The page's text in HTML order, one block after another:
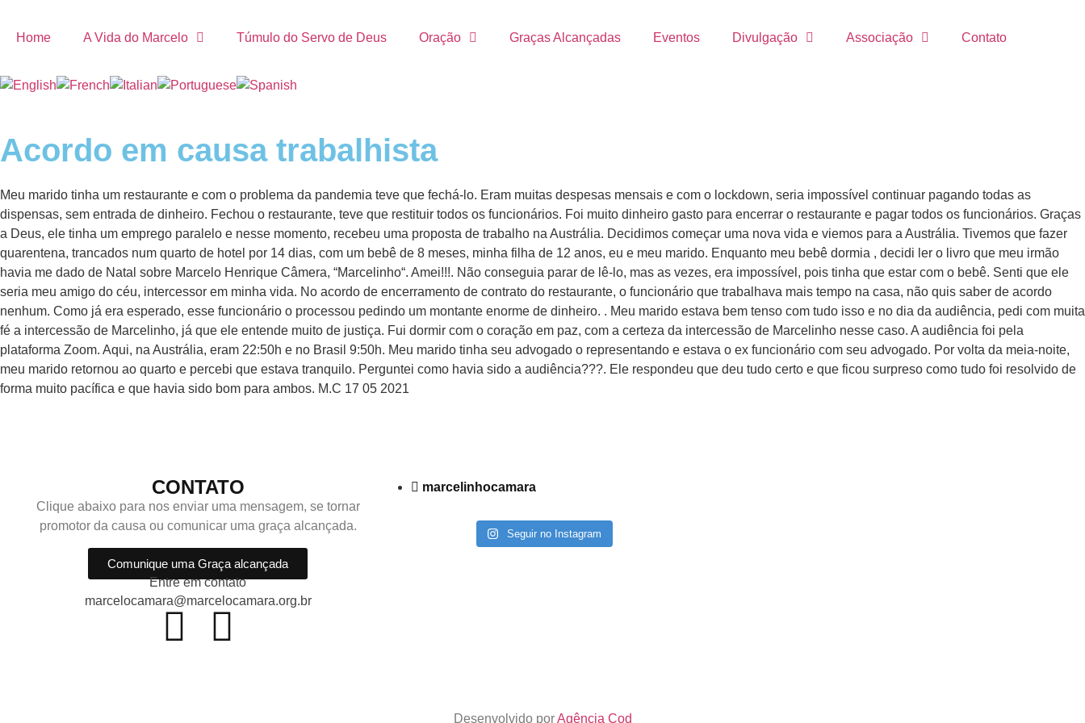
Home A Vida do Marcelo Túmulo do Servo de Deus Oração Graças Alcançadas Eventos Divulgação Associação Contato
Acordo em causa trabalhista
Meu marido tinha um restaurante e com o problema da pandemia teve que fechá-lo. Eram muitas despesas mensais e com o lockdown, seria impossível continuar pagando todas as
dispensas, sem entrada de dinheiro. Fechou o restaurante, teve que restituir todos os funcionários. Foi muito dinheiro gasto para encerrar o restaurante e pagar todos os funcionários. Graças
a Deus, ele tinha um emprego paralelo e nesse momento, recebeu uma proposta de trabalho na Austrália. Decidimos começar uma nova vida e viemos para a Austrália. Tivemos que fazer
quarentena, trancados num quarto de hotel por 14 dias, com um bebê de 8 meses, minha filha de 12 anos, eu e meu marido. Enquanto meu bebê dormia , decidi ler o livro que meu irmão
havia me dado de Natal sobre Marcelo Henrique Câmera, “Marcelinho“. Amei!!!. Não conseguia parar de lê-lo, mas as vezes, era impossível, pois tinha que estar com o bebê. Senti que ele
seria meu amigo do céu, intercessor em minha vida. No acordo de encerramento de contrato do restaurante, o funcionário que trabalhava mais tempo na casa, não quis saber de acordo
nenhum. Como já era esperado, esse funcionário o processou pedindo um montante enorme de dinheiro. . Meu marido estava bem tenso com tudo isso e no dia da audiência, pedi com muita
fé a intercessão de Marcelinho, já que ele entende muito de justiça. Fui dormir com o coração em paz, com a certeza da intercessão de Marcelinho nesse caso. A audiência foi pela
plataforma Zoom. Aqui, na Austrália, eram 22:50h e no Brasil 9:50h. Meu marido tinha seu advogado o representando e estava o ex funcionário com seu advogado. Por volta da meia-noite,
meu marido retornou ao quarto e percebi que estava tranquilo. Perguntei como havia sido a audiência???. Ele respondeu que deu tudo certo e que ficou surpreso como tudo foi resolvido de
forma muito pacífica e que havia sido bom para ambos. M.C 17 05 2021
CONTATO
Clique abaixo para nos enviar uma mensagem, se tornar
promotor da causa ou comunicar uma graça alcançada.
Comunique uma Graça alcançada
Entre em contato
marcelocamara@marcelocamara.org.br
marcelinhocamara
Seguir no Instagram
Desenvolvido porAgência Cod